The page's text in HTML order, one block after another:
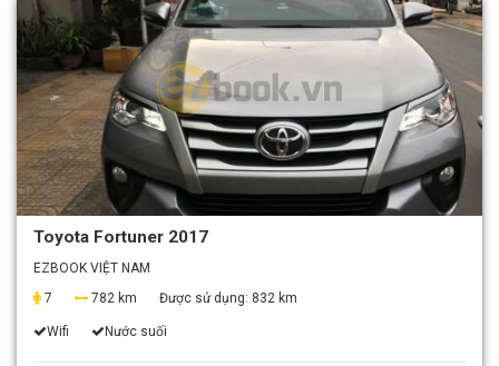
Toyota Fortuner 2017
EZBOOK VIỆT NAM
7
782 km Được sử dụng: 832 km
Wifi Nước suối